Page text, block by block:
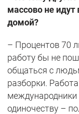
массово не идут
домой?
– Процентов 70
работу бы не
общаться с
разборки.
одиночеству –